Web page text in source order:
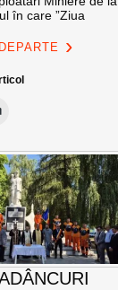
în care ”Ziua